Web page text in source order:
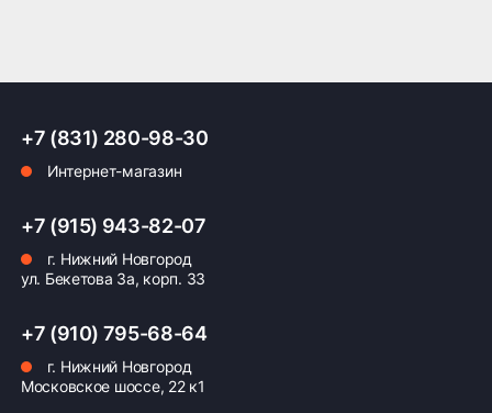
Оплата заказа
Возможна картой, наличными при получении,
формирование счёта для Юр.Лица
ПОДРОБНЕЕ ОБ ОПЛАТЕ
+7 (831) 280-98-30
Интернет-магазин
+7 (915) 943-82-07
г. Нижний Новгород
ул. Бекетова 3а, корп. 33
+7 (910) 795-68-64
г. Нижний Новгород
Московское шоссе, 22 к1